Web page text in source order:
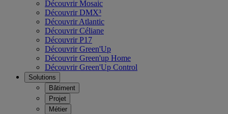
Découvrir Mosaic
Découvrir DMX³
Découvrir Atlantic
Découvrir Céliane
Découvrir P17
Découvrir Green'Up
Découvrir Green'up Home
Découvrir Green'Up Control
Solutions
Bâtiment
Projet
Métier